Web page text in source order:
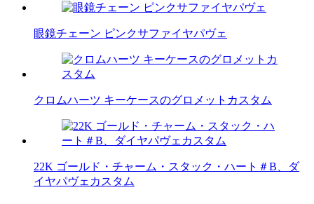
眼鏡チェーン ピンクサファイヤパヴェ
クロムハーツ キーケースのグロメットカスタム
22K ゴールド・チャーム・スタック・ハート＃B、ダ
イヤパヴェカスタム